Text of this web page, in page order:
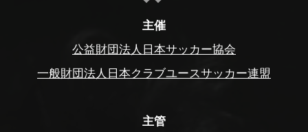
主催
公益財団法人日本サッカー協会
一般財団法人日本クラブユースサッカー連盟
主管